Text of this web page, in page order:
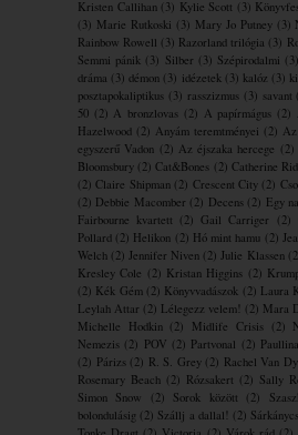
Kristen Callihan (3) Kylie Scott (3)
(3) Marie Rutkoski (3) Mary Jo Putney (3)
Rainbow Rowell (3) Razorland trilógia (3)
Semmi pánik (3) Silber (3) Szépirodalmi (3)
dráma (3) démon (3) idézetek (3) kalóz (3)
posztapokaliptikus (3) rasszizmus (3) savant
50 (2) A bronzlovas (2) A papírmágus (2)
Hazelwood (2) Anyám teremtményei (2)
egyszerű Vadon (2) Az éjszaka hercege (2)
Bloomsbury (2) Cat&Bones (2) Catherine
(2) Claire Shipman (2) Crescent City (2)
(2) Debbie Macomber (2) Decens (2) Egy
Fairbourne kvartett (2) Gail Carriger (2)
Pollard (2) Helikon (2) Hó mint hamu (2)
Welch (2) Jennifer Niven (2) Julie Klassen
Kresley Cole (2) Kristan Higgins (2)
(2) Kék Gém (2) Könyvvadászok (2) Laura
Leylah Attar (2) Lélegezz velem! (2) Mara
Michelle Hodkin (2) Midlife Crisis (2)
Nemezis (2) POV (2) Partvonal (2)
(2) Párizs (2) R. S. Grey (2) Rachel Van
Rosemary Beach (2) Rózsakert (2) Sally
Simon Snow
(2) Sorok között (2)
bolondulásig (2) Szállj a dallal! (2)